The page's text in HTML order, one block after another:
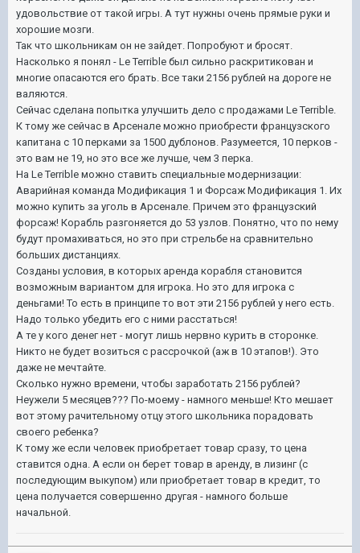
удовольствие от такой игры. А тут нужны очень прямые руки и
хорошие мозги.
Так что школьникам он не зайдет. Попробуют и бросят.
Насколько я понял - Le Terrible был сильно раскритикован и
многие опасаются его брать. Все таки 2156 рублей на дороге не
валяются.
Сейчас сделана попытка улучшить дело с продажами Le Terrible.
К тому же сейчас в Арсенале можно приобрести французского
капитана с 10 перками за 1500 дублонов. Разумеется, 10 перков -
это вам не 19, но это все же лучше, чем 3 перка.
На Le Terrible можно ставить специальные модернизации:
Аварийная команда Модификация 1 и Форсаж Модификация 1. Их
можно купить за уголь в Арсенале. Причем это французский
форсаж! Корабль разгоняется до 53 узлов. Понятно, что по нему
будут промахиваться, но это при стрельбе на сравнительно
больших дистанциях.
Созданы условия, в которых аренда корабля становится
возможным вариантом для игрока. Но это для игрока с
деньгами! То есть в принципе то вот эти 2156 рублей у него есть.
Надо только убедить его с ними расстаться!
А те у кого денег нет - могут лишь нервно курить в сторонке.
Никто не будет возиться с рассрочкой (аж в 10 этапов!). Это
даже не мечтайте.
Сколько нужно времени, чтобы заработать 2156 рублей?
Неужели 5 месяцев??? По-моему - намного меньше! Кто мешает
вот этому рачительному отцу этого школьника порадовать
своего ребенка?
К тому же если человек приобретает товар сразу, то цена
ставится одна. А если он берет товар в аренду, в лизинг (с
последующим выкупом) или приобретает товар в кредит, то
цена получается совершенно другая - намного больше
начальной.